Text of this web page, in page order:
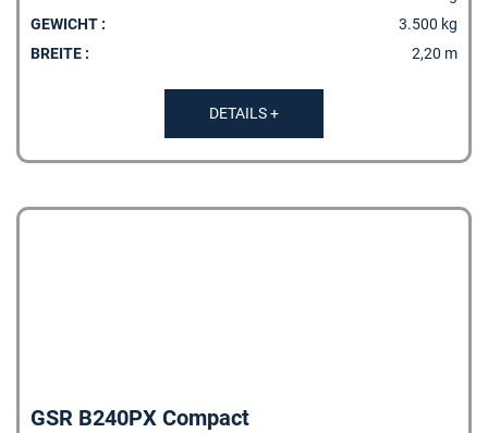
GEWICHT :
3.500 kg
BREITE :
2,20 m
DETAILS +
GSR B240PX Compact